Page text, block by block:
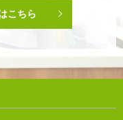
こちら